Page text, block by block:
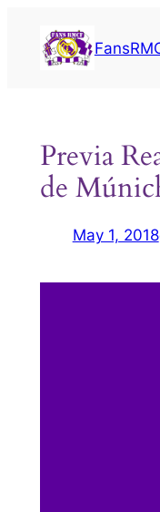
contenido
Previa
de
May 1, 2018